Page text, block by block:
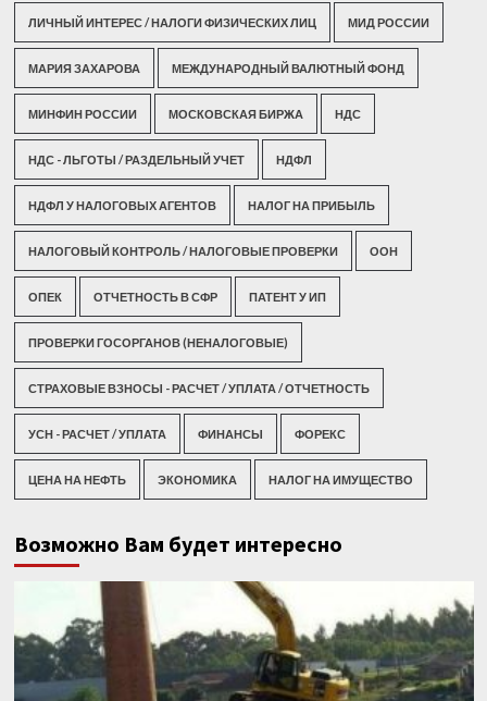
ЛИЧНЫЙ ИНТЕРЕС / НАЛОГИ ФИЗИЧЕСКИХ ЛИЦ МИД РОССИИ
МАРИЯ ЗАХАРОВА МЕЖДУНАРОДНЫЙ ВАЛЮТНЫЙ ФОНД
МИНФИН РОССИИ МОСКОВСКАЯ БИРЖА НДС
НДС - ЛЬГОТЫ / РАЗДЕЛЬНЫЙ УЧЕТ НДФЛ
НДФЛ У НАЛОГОВЫХ АГЕНТОВ НАЛОГ НА ПРИБЫЛЬ
НАЛОГОВЫЙ КОНТРОЛЬ / НАЛОГОВЫЕ ПРОВЕРКИ ООН
ОПЕК ОТЧЕТНОСТЬ В СФР ПАТЕНТ У ИП
ПРОВЕРКИ ГОСОРГАНОВ (НЕНАЛОГОВЫЕ)
СТРАХОВЫЕ ВЗНОСЫ - РАСЧЕТ / УПЛАТА / ОТЧЕТНОСТЬ
УСН - РАСЧЕТ / УПЛАТА ФИНАНСЫ ФОРЕКС
ЦЕНА НА НЕФТЬ ЭКОНОМИКА НАЛОГ НА ИМУЩЕСТВО
Возможно Вам будет интересно